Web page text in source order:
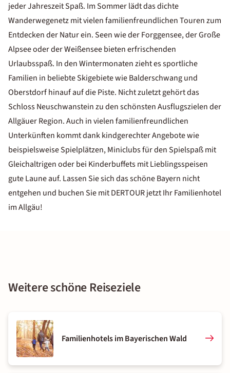
jeder Jahreszeit Spaß. Im Sommer lädt das dichte
Wanderwegenetz mit vielen familienfreundlichen Touren zum
Entdecken der Natur ein. Seen wie der Forggensee, der Große
Alpsee oder der Weißensee bieten erfrischenden
Urlaubsspaß. In den Wintermonaten zieht es sportliche
Familien in beliebte Skigebiete wie Balderschwang und
Oberstdorf hinauf auf die Piste. Nicht zuletzt gehört das
Schloss Neuschwanstein zu den schönsten Ausflugszielen der
Allgäuer Region. Auch in vielen familienfreundlichen
Unterkünften kommt dank kindgerechter Angebote wie
beispielsweise Spielplätzen, Miniclubs für den Spielspaß mit
Gleichaltrigen oder bei Kinderbuffets mit Lieblingsspeisen
gute Laune auf. Lassen Sie sich das schöne Bayern nicht
entgehen und buchen Sie mit DERTOUR jetzt Ihr Familienhotel
im Allgäu!
Weitere schöne Reiseziele
Familienhotels im Bayerischen Wald